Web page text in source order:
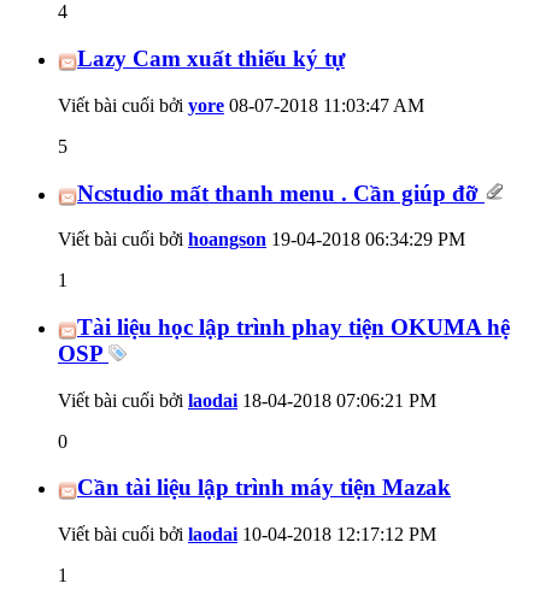
4
Lazy Cam xuất thiếu ký tự
Viết bài cuối bởi yore 08-07-2018 11:03:47 AM
5
Ncstudio mất thanh menu . Cần giúp đỡ
Viết bài cuối bởi hoangson 19-04-2018 06:34:29 PM
1
Tài liệu học lập trình phay tiện OKUMA hệ
OSP
Viết bài cuối bởi laodai 18-04-2018 07:06:21 PM
0
Cần tài liệu lập trình máy tiện Mazak
Viết bài cuối bởi laodai 10-04-2018 12:17:12 PM
1